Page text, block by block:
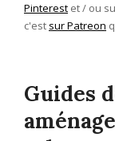
Pinterest et / ou
c'est sur Patreon
Guides